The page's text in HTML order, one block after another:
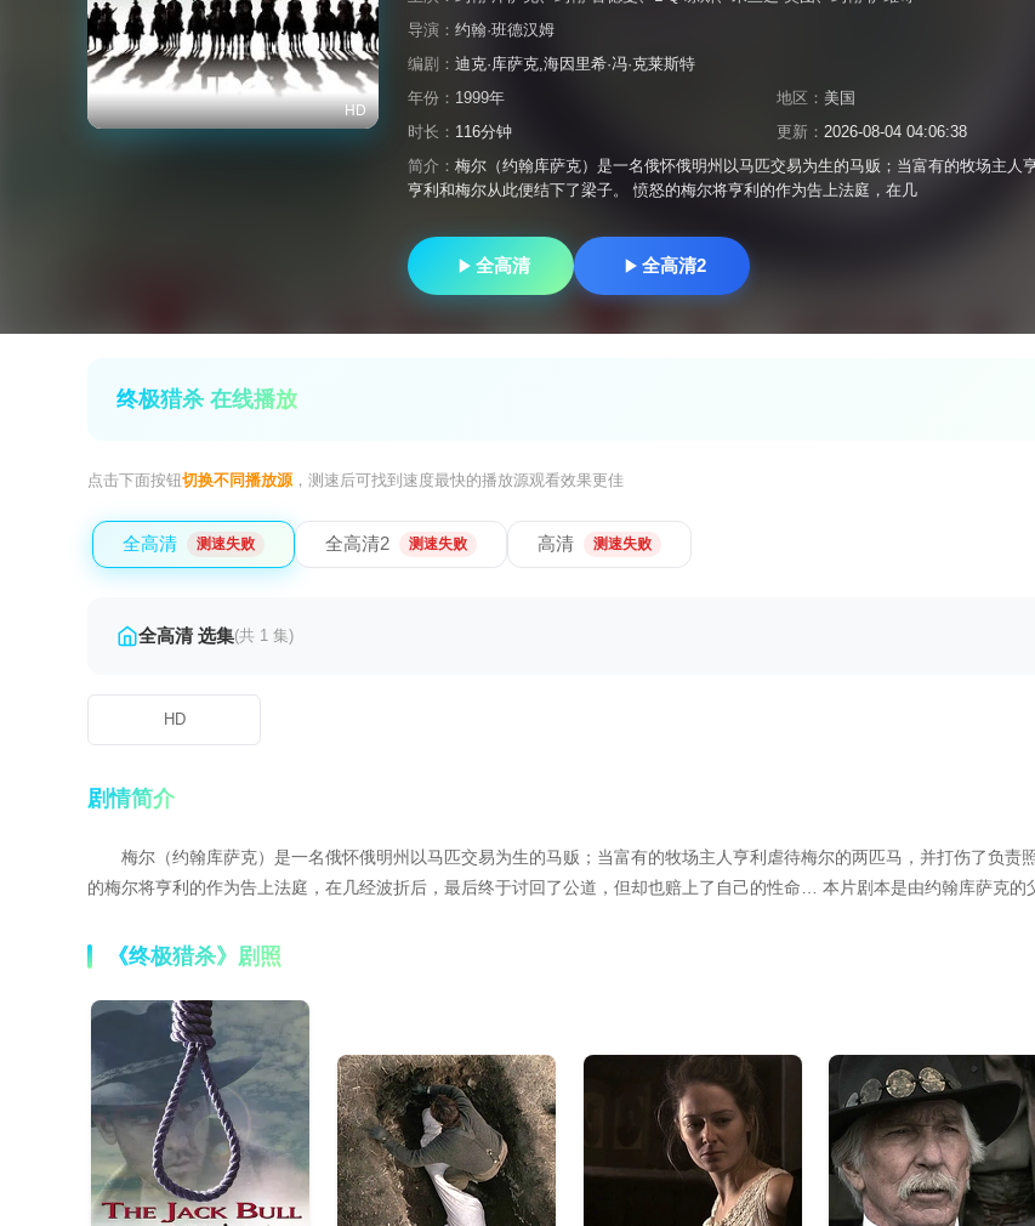
HD
导演： 约翰·班德汉姆
编剧： 迪克·库萨克,海因里希·冯·克莱斯特
年份： 1999年 地区： 美国
时长： 116分钟 更新： 2026-08-04 04:06:38
简介： 梅尔（约翰库萨克）是一名俄怀俄明州以马匹交易为生的马贩；当富有的牧场主人
亨利和梅尔从此便结下了梁子。 愤怒的梅尔将亨利的作为告上法庭，在几
全高清 全高清2
终极猎杀 在线播放
点击下面按钮切换不同播放源，测速后可找到速度最快的播放源观看效果更佳
全高清 测速失败 全高清2 测速失败 高清 测速失败
全高清 选集(共 1 集)
HD
剧情简介
梅尔（约翰库萨克）是一名俄怀俄明州以马匹交易为生的马贩；当富有的牧场主人亨利虐待梅尔的两匹马，并打伤了负
的梅尔将亨利的作为告上法庭，在几经波折后，最后终于讨回了公道，但却也赔上了自己的性命… 本片剧本是由约翰库萨克的
《终极猎杀》剧照